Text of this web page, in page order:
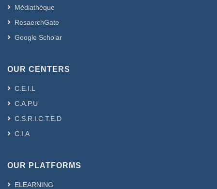
Médiathèque
ResaerchGate
Google Scholar
OUR CENTERS
C.E.I.L
C.A.P.U
C.S.R.I.C.T.E.D
C.I.A
OUR PLATFORMS
ELEARNING